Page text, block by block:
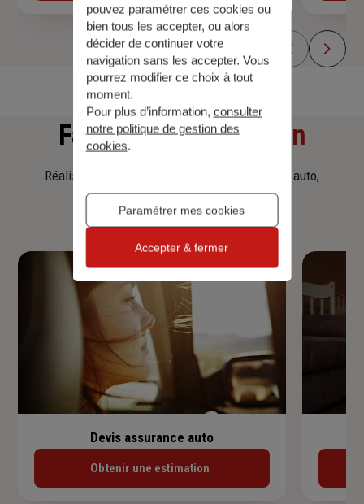
Faitesune simulation
Réalisez une simulation tarifaire d'assurance, auto,
habitation, prêt immobilier.
Devis assurance auto
Obtenir une estimation
pouvez paramétrer ces cookies ou
bien tous les accepter, ou alors
décider de continuer votre
navigation sans les accepter. Vous
pourrez modifier ce choix à tout
moment.
Pour plus d’information, consulter
notre politique de gestion des
cookies.
Paramétrer mes cookies
Accepter & fermer